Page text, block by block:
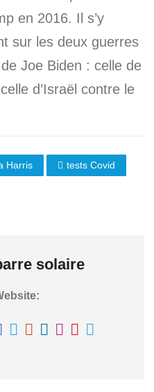
en 2016. Il s’y
sur les deux guerres
Joe Biden : celle de
d’Israël contre le
Harris tests Covid
solaire